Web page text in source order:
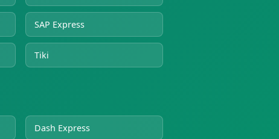
SAP Express
Tiki
Dash Express